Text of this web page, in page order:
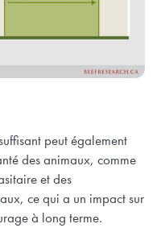
peut également
des animaux, comme
et des
ce qui a un impact sur
à long terme.